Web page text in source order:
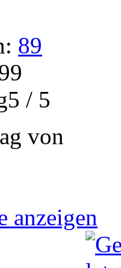
89
/ 5
von
anzeigen